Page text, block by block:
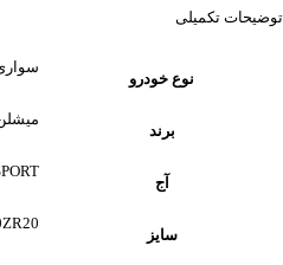
توضیحات تکمیلی
نوع خودرو
برند
آج
سایز